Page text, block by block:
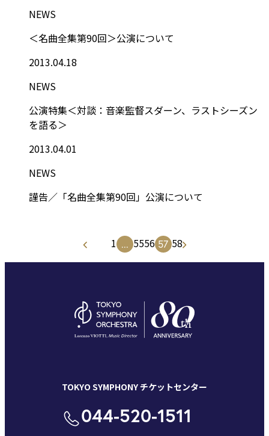
NEWS
＜名曲全集第90回＞公演について
2013.04.18
NEWS
公演特集＜対談：音楽監督スダーン、ラストシーズン
を語る＞
2013.04.01
NEWS
謹告／「名曲全集第90回」公演について
1 ... 5556 57 58
TOKYO SYMPHONY チケットセンター
044-520-1511